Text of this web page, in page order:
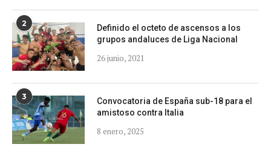
2
Definido el octeto de ascensos a los
grupos andaluces de Liga Nacional
26 junio, 2021
3
Convocatoria de España sub-18 para el
amistoso contra Italia
8 enero, 2025